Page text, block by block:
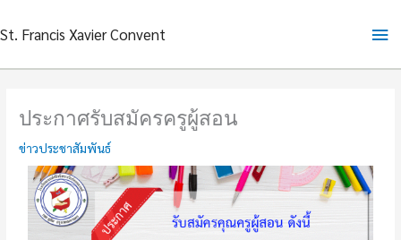
to
St. Francis Xavier Convent
ประกาศรับสมัครครูผู้สอน
ข่าวประชาสัมพันธ์